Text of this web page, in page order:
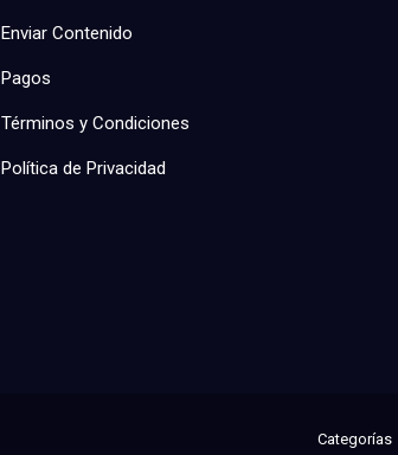
Enviar Contenido
Pagos
Términos y Condiciones
Política de Privacidad
Categorías